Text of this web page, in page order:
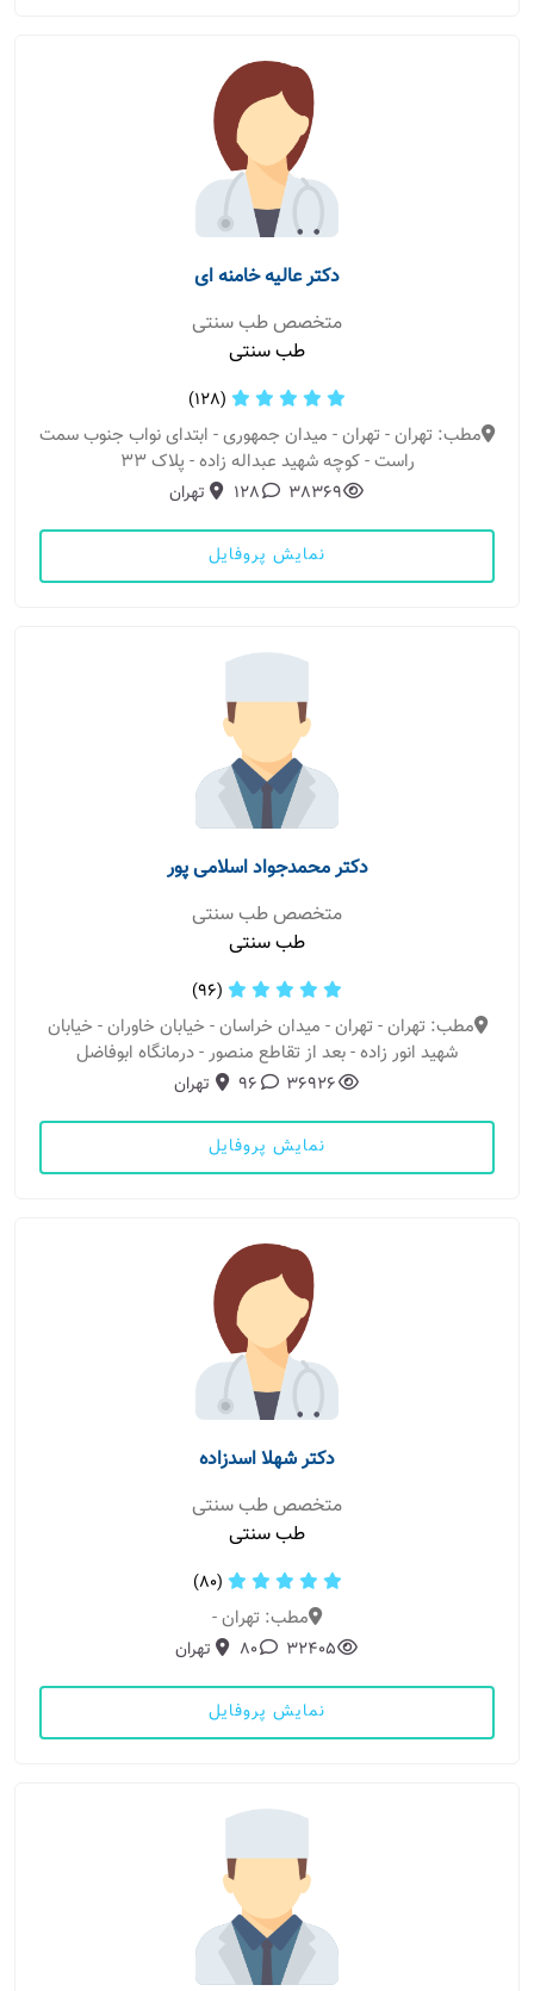
دکتر عالیه خامنه ای
متخصص طب سنتی
طب سنتی
(128)
مطب: تهران - تهران - میدان جمهوری - ابتدای نواب جنوب سمت
راست - کوچه شهید عبداله زاده - پلاک ۳۳
38369
128 تهران
نمایش پروفایل
دکتر محمدجواد اسلامی پور
متخصص طب سنتی
طب سنتی
(96)
مطب: تهران - تهران - میدان خراسان - خیابان خاوران - خیابان
شهید انور زاده - بعد از تقاطع منصور - درمانگاه ابوفاضل
36926
96 تهران
نمایش پروفایل
دکتر شهلا اسدزاده
متخصص طب سنتی
طب سنتی
(80)
مطب: تهران -
32405
80 تهران
نمایش پروفایل